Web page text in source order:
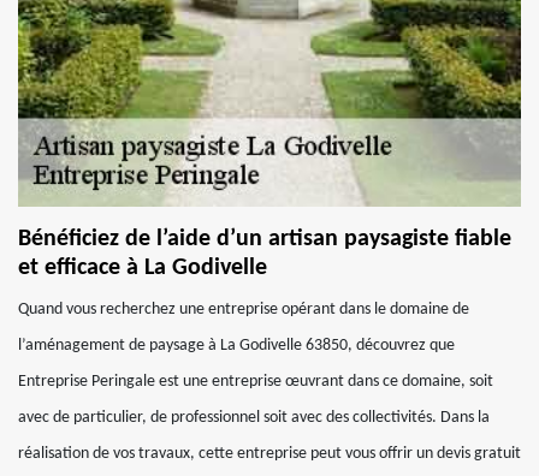
Bénéficiez de l’aide d’un artisan paysagiste fiable
et efficace à La Godivelle
Quand vous recherchez une entreprise opérant dans le domaine de
l’aménagement de paysage à La Godivelle 63850, découvrez que
Entreprise Peringale est une entreprise œuvrant dans ce domaine, soit
avec de particulier, de professionnel soit avec des collectivités. Dans la
réalisation de vos travaux, cette entreprise peut vous offrir un devis gratuit